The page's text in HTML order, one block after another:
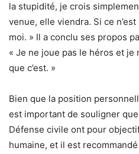
la stupidité, je crois
venue, elle viendra. Si ce
moi. » Il a conclu ses propos
« Je ne joue pas le héros et je
que c’est. »
Bien que la position
est important de souligner
Défense civile ont pour
humaine, et il est